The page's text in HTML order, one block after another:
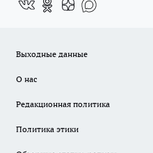
Выходные данные
О нас
Редакционная политика
Политика этики